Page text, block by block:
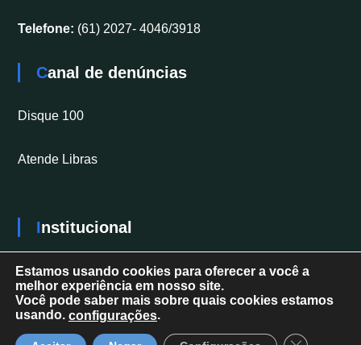
Telefone: (61) 2027- 4046/3918
Canal de denúncias
Disque 100
Atende Libras
Institucional
Secretaria Nacional dos Direitos da Pessoa com
Deficiência
Estamos usando cookies para oferecer a você a
melhor experiência em nosso site.
Você pode saber mais sobre quais cookies estamos
usando. configurações.